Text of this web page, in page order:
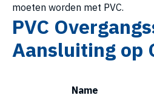
moeten worden met PVC.
PVC
Aansluiting op
Name